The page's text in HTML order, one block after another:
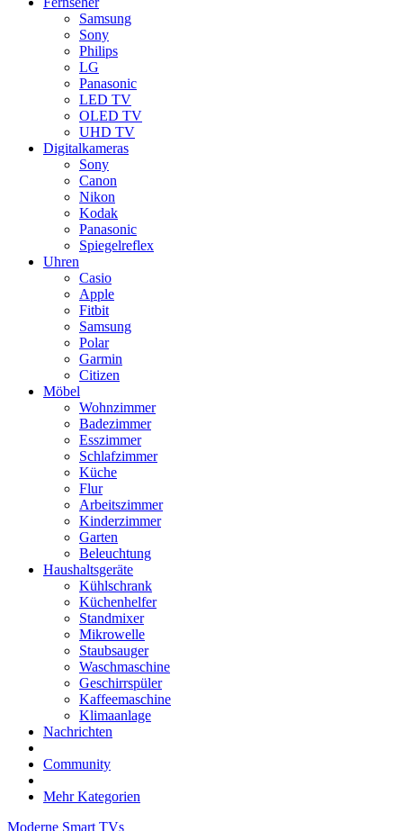
Samsung
Sony
Philips
LG
Panasonic
LED TV
OLED TV
UHD TV
Digitalkameras
Sony
Canon
Nikon
Kodak
Panasonic
Spiegelreflex
Uhren
Casio
Apple
Fitbit
Samsung
Polar
Garmin
Citizen
Möbel
Wohnzimmer
Badezimmer
Esszimmer
Schlafzimmer
Küche
Flur
Arbeitszimmer
Kinderzimmer
Garten
Beleuchtung
Haushaltsgeräte
Kühlschrank
Küchenhelfer
Standmixer
Mikrowelle
Staubsauger
Waschmaschine
Geschirrspüler
Kaffeemaschine
Klimaanlage
Nachrichten
Community
Mehr Kategorien
Moderne Smart TVs